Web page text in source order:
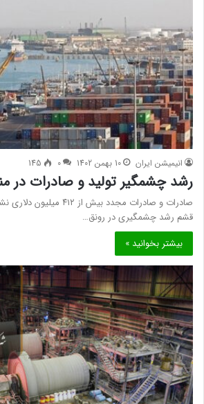
انیمیشن ایران 10 بهمن 1402 0
145
رشد چشمگیر تولید و صادرات در
صادرات و صادرات مجدد بیش
قشم رشد چشمگیری در رونق…
بیشتر بخوانید »